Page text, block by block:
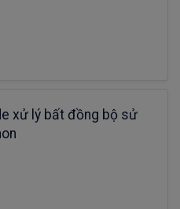
xử lý bất đồng bộ sử